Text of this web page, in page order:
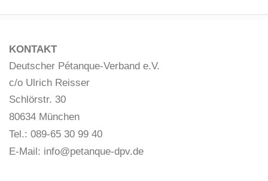
KONTAKT
Deutscher Pétanque-Verband e.V.
c/o Ulrich Reisser
Schlörstr. 30
80634 München
Tel.: 089-65 30 99 40
E-Mail: info@petanque-dpv.de